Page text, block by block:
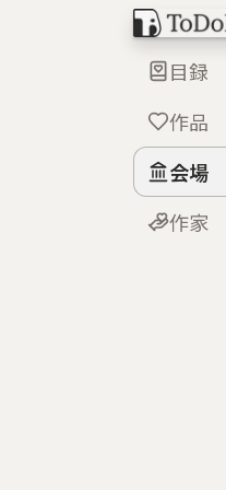
目録
作品
会場
作家